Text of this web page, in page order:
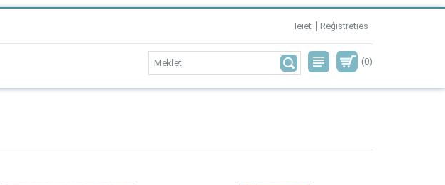
Ieiet Reģistrēties
(0)